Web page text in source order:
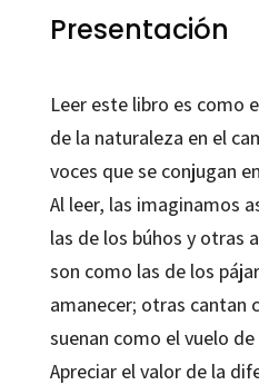
Presentación
Leer este libro es como
de la naturaleza en el
voces que se conjugan
Al leer, las imaginamos
las de los búhos y otras
son como las de los
amanecer; otras cantan
suenan como el vuelo
Apreciar el valor de la